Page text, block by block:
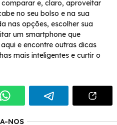
e, claro, aproveitar
no seu bolso e na sua
nas opções, escolher sua
um smartphone que
e encontre outras dicas
mais inteligentes e curtir o
NOS